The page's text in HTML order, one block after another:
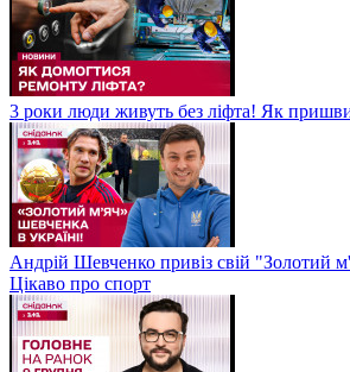
3 роки люди живуть без ліфта! Як
Андрій Шевченко привіз свій "Золотий
Цікаво про спорт